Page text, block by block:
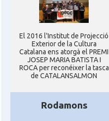
El 2016 l'Institut de Projecció
Exterior de la Cultura
Catalana ens atorgà el PREMI
JOSEP MARIA BATISTA I
ROCA per reconéixer la tasca
de CATALANSALMON
Rodamons